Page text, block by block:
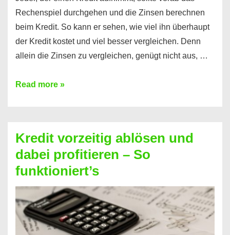
Rechenspiel durchgehen und die Zinsen berechnen
beim Kredit. So kann er sehen, wie viel ihn überhaupt
der Kredit kostet und viel besser vergleichen. Denn
allein die Zinsen zu vergleichen, genügt nicht aus, …
Ganz
Kredit
berechnen
–
Mit
diesen
Regeln!
Read more »
Kredit vorzeitig ablösen und
dabei profitieren – So
funktioniert’s